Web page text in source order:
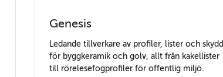
Genesis
Ledande tillverkare av profiler, lister och skydd
för byggkeramik och golv, allt från kakellister
till rörelesefogprofiler för offentlig miljö.